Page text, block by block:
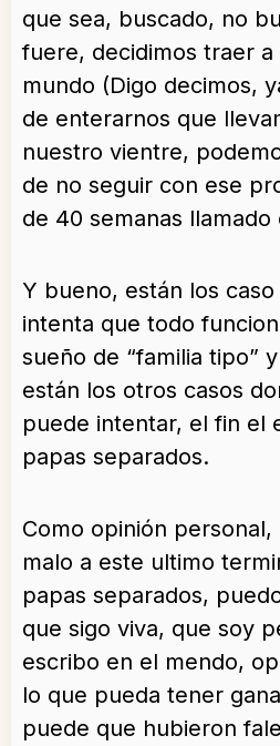
que sea, buscado, no
fuere, decidimos traer
mundo (Digo decimos,
de enterarnos que
nuestro vientre,
de no seguir con ese
de 40 semanas llamado
Y bueno, están los
intenta que todo
sueño de “familia tipo”
están los otros casos
puede intentar, el fin el
papas separados.
Como opinión
malo a este ultimo
papas separados,
que sigo viva, que soy
escribo en el mendo,
lo que pueda tener
puede que hubieron